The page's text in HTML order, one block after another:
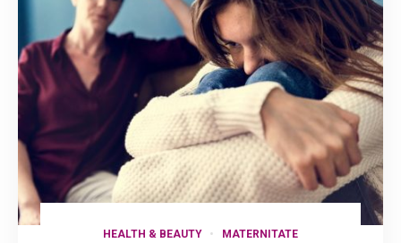
HEALTH & BEAUTY MATERNITATE